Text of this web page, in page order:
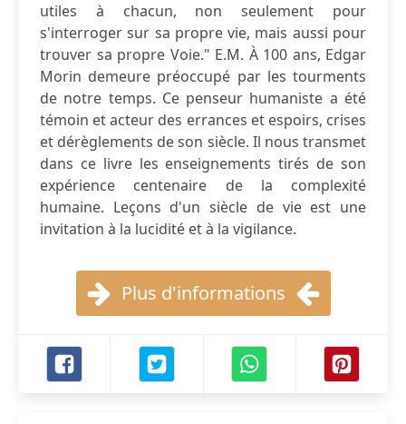
utiles à chacun, non seulement pour
s'interroger sur sa propre vie, mais aussi pour
trouver sa propre Voie." E.M. À 100 ans, Edgar
Morin demeure préoccupé par les tourments
de notre temps. Ce penseur humaniste a été
témoin et acteur des errances et espoirs, crises
et dérèglements de son siècle. Il nous transmet
dans ce livre les enseignements tirés de son
expérience centenaire de la complexité
humaine. Leçons d'un siècle de vie est une
invitation à la lucidité et à la vigilance.
Plus d'informations